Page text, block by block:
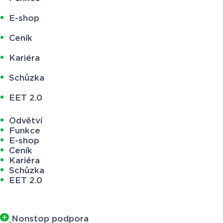
E-shop
Ceník
Kariéra
Schůzka
EET 2.0
Odvětví
Funkce
E-shop
Ceník
Kariéra
Schůzka
EET 2.0
Nonstop podpora